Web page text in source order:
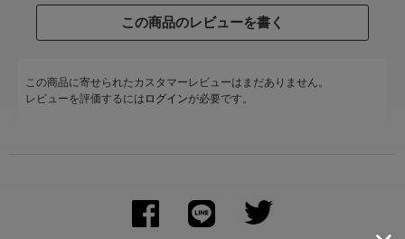
この商品のレビューを書く
この商品に寄せられたカスタマーレビューはまだありません。
レビューを評価するには ログインが必要です。